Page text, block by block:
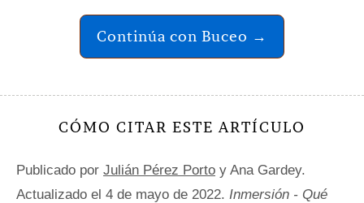
Continúa con Buceo →
CÓMO CITAR ESTE ARTÍCULO
Publicado por Julián Pérez Porto y Ana Gardey.
Actualizado el 4 de mayo de 2022. Inmersión - Qué